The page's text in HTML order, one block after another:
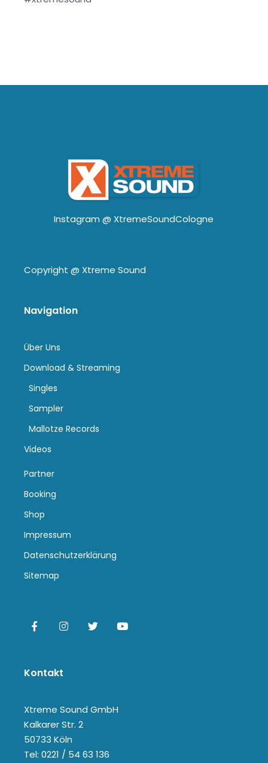
Instagram @ XtremeSoundCologne
Copyright @ Xtreme Sound
Navigation
Über Uns
Download & Streaming
Singles
Sampler
Mallotze Records
Videos
Partner
Booking
Shop
Impressum
Datenschutzerklärung
Sitemap
Kontakt
Xtreme Sound GmbH
Kalkarer Str. 2
50733 Köln
Tel: 0221 / 54 63 136